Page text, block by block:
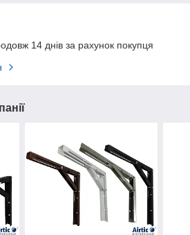
14 днів за рахунок покупця